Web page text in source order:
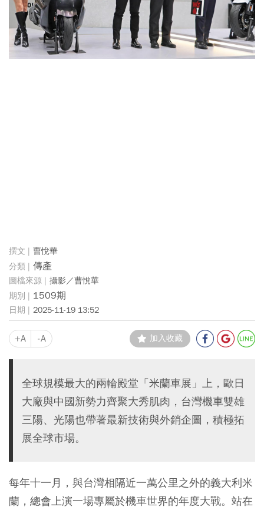
曹悅華
傳產
攝影／曹悅華
1509期
2025-11-19 13:52
+A -A 加入收藏
全球規模最大的兩輪殿堂「米蘭車展」上，歐日
大廠與中國新勢力齊聚大秀肌肉，台灣機車雙雄
三陽、光陽也帶著最新技術與外銷企圖，積極拓
展全球市場。
每年十一月，與台灣相隔近一萬公里之外的義大利米
蘭，總會上演一場專屬於機車世界的年度大戰。站在